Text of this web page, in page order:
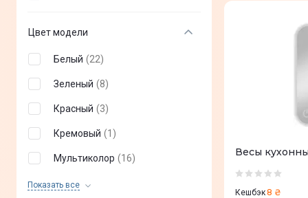
ERGO (2
Sogo ( 4)
ESPERANZA
Sencor (6 )
CECOTEC ( 8)
HEINNER (9)
SMEG (10
Цвет модели
Белый (22)
Зеленый (8)
Красный (3)
Кремовый (1 )
Мультиколор (16)
Показать всеСеребряный
Весы
Кешбэк8 ₴